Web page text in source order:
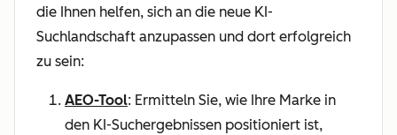
die Ihnen helfen, sich an die neue KI-
Suchlandschaft anzupassen und dort erfolgreich
zu sein:
AEO-Tool: Ermitteln Sie, wie Ihre Marke in
den KI-Suchergebnissen positioniert ist,